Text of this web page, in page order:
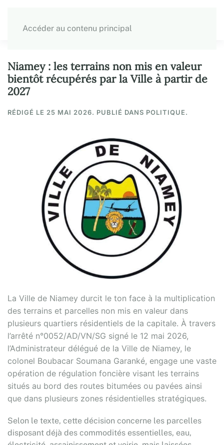
Accéder au contenu principal
Niamey : les terrains non mis en valeur
bientôt récupérés par la Ville à partir de
2027
RÉDIGÉ LE 25 MAI 2026. PUBLIÉ DANS POLITIQUE.
La Ville de Niamey durcit le ton face à la multiplication
des terrains et parcelles non mis en valeur dans
plusieurs quartiers résidentiels de la capitale. À travers
l’arrêté n°0052/AD/VN/SG signé le 12 mai 2026,
l’Administrateur délégué de la Ville de Niamey, le
colonel Boubacar Soumana Garanké, engage une vaste
opération de régulation foncière visant les terrains
situés au bord des routes bitumées ou pavées ainsi
que dans plusieurs zones résidentielles stratégiques.
Selon le texte, cette décision concerne les parcelles
disposant déjà des commodités essentielles, eau,